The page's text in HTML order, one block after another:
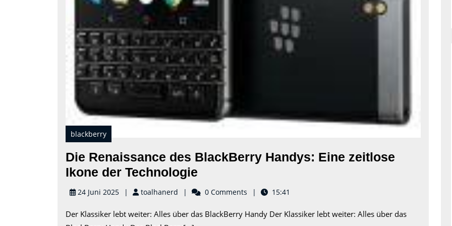
blackberry
Die Renaissance des BlackBerry Handys: Eine zeitlose
Ikone der Technologie
Renaissance
BlackBerry
24 Juni 2025 toalhanerd toalhanerd0 Comments 15:41
Der Klassiker lebt weiter: Alles über das BlackBerry Handy Der Klassiker lebt weiter: Alles über das